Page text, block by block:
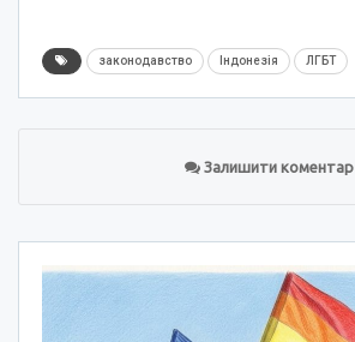
законодавство Індонезія ЛГБТ
Залишити коментар